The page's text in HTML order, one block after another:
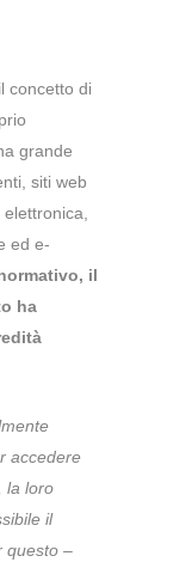
concetto di
grande
siti web
ed e-
il
ha
accedere
la loro
il
questo –